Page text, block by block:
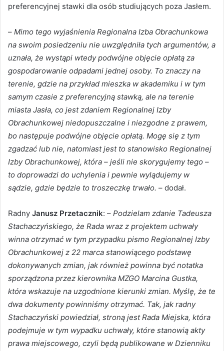
preferencyjnej stawki dla osób studiujących poza Jasłem.
– Mimo tego wyjaśnienia Regionalna Izba Obrachunkowa
na swoim posiedzeniu nie uwzględniła tych argumentów, a
uznała, że wystąpi wtedy podwójne objęcie opłatą za
gospodarowanie odpadami jednej osoby. To znaczy na
terenie, gdzie na przykład mieszka w akademiku i w tym
samym czasie z preferencyjną stawką, ale na terenie
miasta Jasła, co jest zdaniem Regionalnej Izby
Obrachunkowej niedopuszczalne i niezgodne z prawem,
bo następuje podwójne objęcie opłatą. Mogę się z tym
zgadzać lub nie, natomiast jest to stanowisko Regionalnej
Izby Obrachunkowej, która – jeśli nie skorygujemy tego –
to doprowadzi do uchylenia i pewnie wylądujemy w
sądzie, gdzie będzie to troszeczkę trwało. – dodał.
Radny Janusz Przetacznik: – Podzielam zdanie Tadeusza
Stachaczyńskiego, że Rada wraz z projektem uchwały
winna otrzymać w tym przypadku pismo Regionalnej Izby
Obrachunkowej z 22 marca stanowiącego podstawę
dokonywanych zmian, jak również powinna być notatka
sporządzona przez kierownika MZGO Marcina Gustka,
która wskazuje na uzgodnione kierunki zmian. Myślę, że te
dwa dokumenty powinniśmy otrzymać. Tak, jak radny
Stachaczyński powiedział, stroną jest Rada Miejska, która
podejmuje w tym wypadku uchwały, które stanowią akty
prawa miejscowego, czyli będą publikowane w Dzienniku